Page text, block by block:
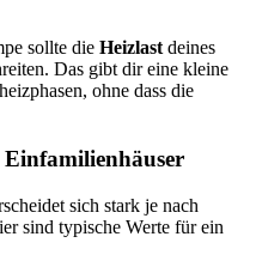
sollte die Heizlast deines
Das gibt dir eine kleine
ohne dass die
sich stark je nach
sind typische Werte für ein